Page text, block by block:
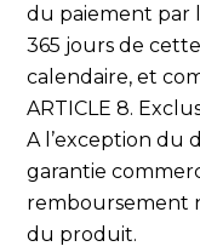
du paiement par
365 jours de
calendaire, et
ARTICLE 8.
A l’exception du
garantie
remboursement
du produit.